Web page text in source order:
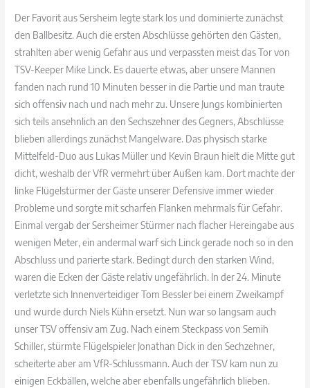
Der Favorit aus Sersheim legte stark los und dominierte zunächst
den Ballbesitz. Auch die ersten Abschlüsse gehörten den Gästen,
strahlten aber wenig Gefahr aus und verpassten meist das Tor von
TSV-Keeper Mike Linck. Es dauerte etwas, aber unsere Mannen
fanden nach rund 10 Minuten besser in die Partie und man traute
sich offensiv nach und nach mehr zu. Unsere Jungs kombinierten
sich teils ansehnlich an den Sechszehner des Gegners, Abschlüsse
blieben allerdings zunächst Mangelware. Das physisch starke
Mittelfeld-Duo aus Lukas Müller und Kevin Braun hielt die Mitte gut
dicht, weshalb der VfR vermehrt über Außen kam. Dort machte der
linke Flügelstürmer der Gäste unserer Defensive immer wieder
Probleme und sorgte mit scharfen Flanken mehrmals für Gefahr.
Einmal vergab der Sersheimer Stürmer nach flacher Hereingabe aus
wenigen Meter, ein andermal warf sich Linck gerade noch so in den
Abschluss und parierte stark. Bedingt durch den starken Wind,
waren die Ecken der Gäste relativ ungefährlich. In der 24. Minute
verletzte sich Innenverteidiger Tom Bessler bei einem Zweikampf
und wurde durch Niels Kühn ersetzt. Nun war so langsam auch
unser TSV offensiv am Zug. Nach einem Steckpass von Semih
Schiller, stürmte Flügelspieler Jonathan Dick in den Sechzehner,
scheiterte aber am VfR-Schlussmann. Auch der TSV kam nun zu
einigen Eckbällen, welche aber ebenfalls ungefährlich blieben.